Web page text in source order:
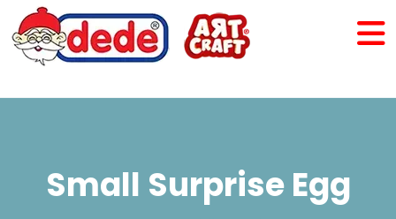
Small Surprise Egg